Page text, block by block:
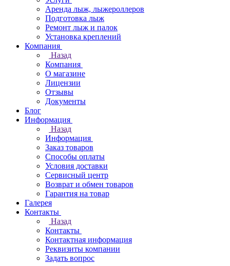
Аренда лыж, лыжероллеров
Подготовка лыж
Ремонт лыж и палок
Установка креплений
Компания
Назад
Компания
О магазине
Лицензии
Отзывы
Документы
Блог
Информация
Назад
Информация
Заказ товаров
Способы оплаты
Условия доставки
Сервисный центр
Возврат и обмен товаров
Гарантия на товар
Галерея
Контакты
Назад
Контакты
Контактная информация
Реквизиты компании
Задать вопрос